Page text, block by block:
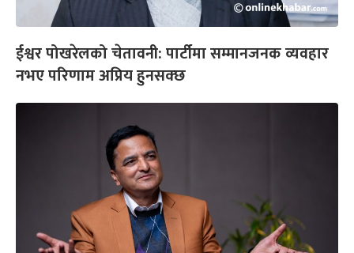
ईश्वर पोखरेलको चेतावनी: पार्टीमा सम्मानजनक व्यवहार
नभए परिणाम अप्रिय हुनसक्छ